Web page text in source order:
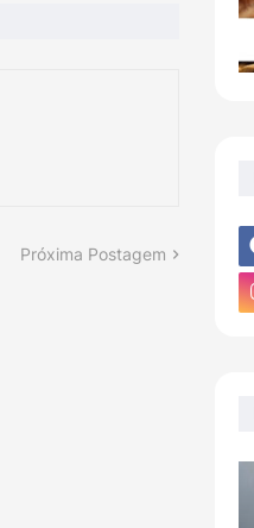
Próxima Postagem